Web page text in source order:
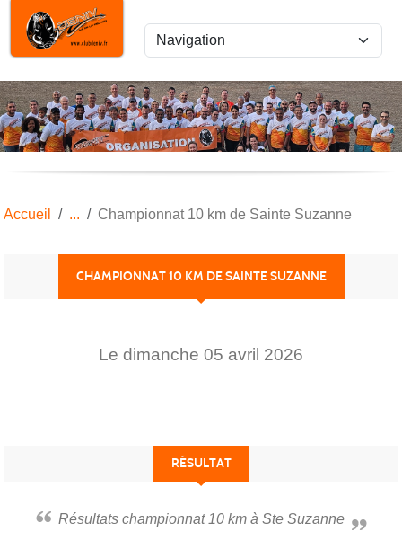
Accueil Championnat 10 km de Sainte Suzanne
CHAMPIONNAT 10 KM DE SAINTE SUZANNE
Le dimanche 05 avril 2026
RÉSULTAT
Résultats championnat 10 km à Ste Suzanne
Panneau de gestion des cookies